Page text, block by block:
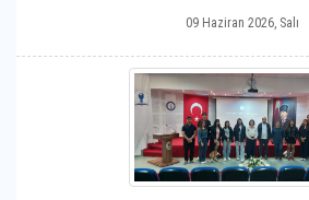
09 Haziran 2026, Salı